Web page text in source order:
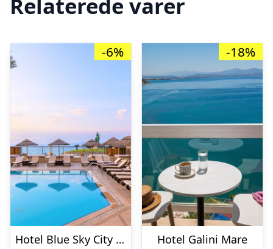
Relaterede varer
-6%
Hotel Blue Sky City Beach – Voksenhotel 18+
-18%
Hotel Galini Mare